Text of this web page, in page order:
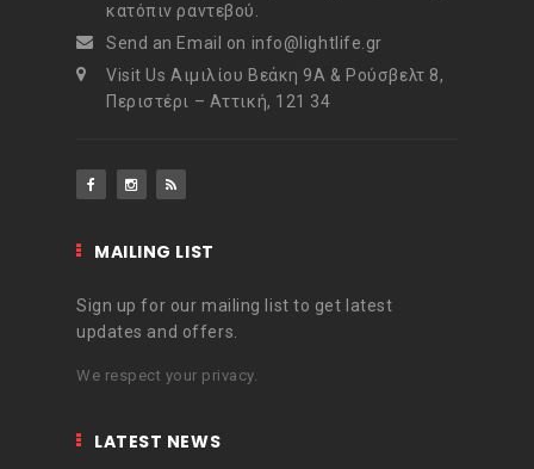
κατόπιν ραντεβού.
Send an Email on info@lightlife.gr
Visit Us Αιμιλίου Βεάκη 9Α & Ρούσβελτ 8,
Περιστέρι – Αττική, 121 34
MAILING LIST
Sign up for our mailing list to get latest
updates and offers.
We respect your privacy.
LATEST NEWS